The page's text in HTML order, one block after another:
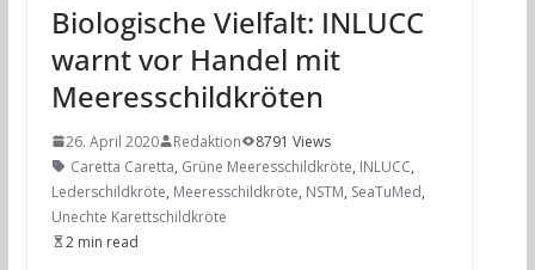
Biologische Vielfalt: INLUCC
warnt vor Handel mit
Meeresschildkröten
26. April 2020 Redaktion
8791 Views
Caretta Caretta, Grüne Meeresschildkröte, INLUCC,
Lederschildkröte, Meeresschildkröte, NSTM, SeaTuMed,
Unechte Karettschildkröte
2 min read